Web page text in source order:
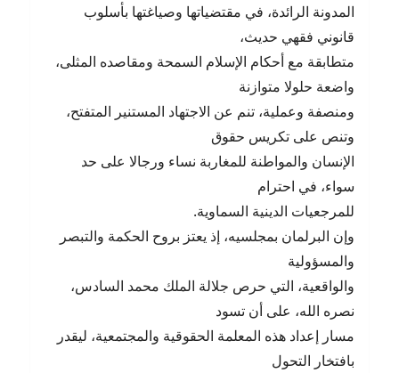
المدونة الرائدة، في مقتضياتها وصياغتها بأسلوب
قانوني فقهي حديث،
متطابقة مع أحكام الإسلام السمحة ومقاصده المثلى،
واضعة حلولا متوازنة
ومنصفة وعملية، تنم عن الاجتهاد المستنير المتفتح،
وتنص على تكريس حقوق
الإنسان والمواطنة للمغاربة نساء ورجالا على حد
سواء، في احترام
للمرجعيات الدينية السماوية.
وإن البرلمان بمجلسيه، إذ يعتز بروح الحكمة والتبصر
والمسؤولية
والواقعية، التي حرص جلالة الملك محمد السادس،
نصره الله، على أن تسود
مسار إعداد هذه المعلمة الحقوقية والمجتمعية، ليقدر
بافتخار التحول